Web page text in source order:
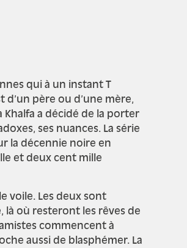
qui à un instant T
père ou d’une mère,
a décidé de la porter
ses nuances. La série
la décennie noire en
et deux cent mille
voile. Les deux sont
là où resteront les rêves de
commencent à
aussi de blasphémer. La